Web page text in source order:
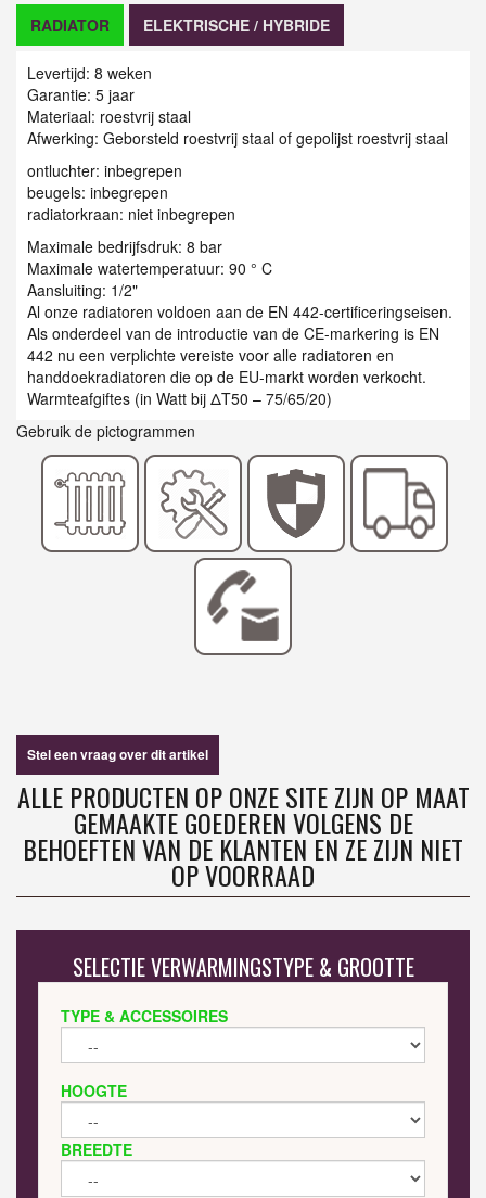
RADIATOR ELEKTRISCHE / HYBRIDE
Levertijd: 8 weken
Garantie: 5 jaar
Materiaal: roestvrij staal
Afwerking: Geborsteld roestvrij staal of gepolijst roestvrij staal
ontluchter: inbegrepen
beugels: inbegrepen
radiatorkraan: niet inbegrepen
Maximale bedrijfsdruk: 8 bar
Maximale watertemperatuur: 90 ° C
Aansluiting: 1/2"
Al onze radiatoren voldoen aan de EN 442-certificeringseisen.
Als onderdeel van de introductie van de CE-markering is EN
442 nu een verplichte vereiste voor alle radiatoren en
handdoekradiatoren die op de EU-markt worden verkocht.
Warmteafgiftes (in Watt bij ΔT50 – 75/65/20)
Gebruik de pictogrammen
Stel een vraag over dit artikel
ALLE PRODUCTEN OP ONZE SITE ZIJN OP MAAT
GEMAAKTE GOEDEREN VOLGENS DE
BEHOEFTEN VAN DE KLANTEN EN ZE ZIJN NIET
OP VOORRAAD
SELECTIE VERWARMINGSTYPE & GROOTTE
TYPE & ACCESSOIRES
HOOGTE
BREEDTE